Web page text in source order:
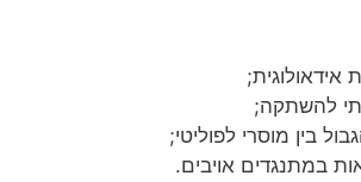
אידאולוגית;
להשתקה;
בין מוסרי לפוליטי;
במתנגדים אויבים.